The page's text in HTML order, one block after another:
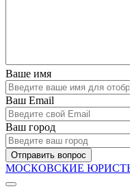
Ваше имя
Ваш Email
Ваш город
Отправить вопрос
МОСКОВСКИЕ